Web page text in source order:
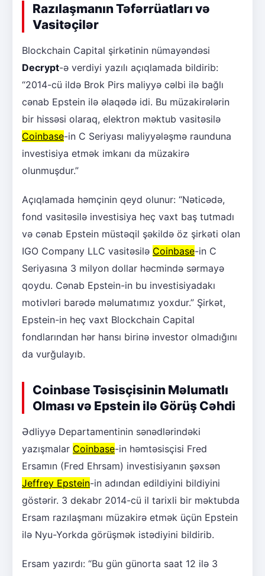
Razılaşmanın Təfərrüatları və
Vasitəçilər
Blockchain Capital şirkətinin nümayəndəsi
Decrypt-ə verdiyi yazılı açıqlamada bildirib:
“2014-cü ildə Brok Pirs maliyyə cəlbi ilə bağlı
cənab Epstein ilə əlaqədə idi. Bu müzakirələrin
bir hissəsi olaraq, elektron məktub vasitəsilə
Coinbase-in C Seriyası maliyyələşmə raunduna
investisiya etmək imkanı da müzakirə
olunmuşdur.”
Açıqlamada həmçinin qeyd olunur: “Nəticədə,
fond vasitəsilə investisiya heç vaxt baş tutmadı
və cənab Epstein müstəqil şəkildə öz şirkəti olan
IGO Company LLC vasitəsilə Coinbase-in C
Seriyasına 3 milyon dollar həcmində sərmayə
qoydu. Cənab Epstein-in bu investisiyadakı
motivləri barədə məlumatımız yoxdur.” Şirkət,
Epstein-in heç vaxt Blockchain Capital
fondlarından hər hansı birinə investor olmadığını
da vurğulayıb.
Coinbase Təsisçisinin Məlumatlı
Olması və Epstein ilə Görüş Cəhdi
Ədliyyə Departamentinin sənədlərindəki
yazışmalar Coinbase-in həmtəsisçisi Fred
Ersamın (Fred Ehrsam) investisiyanın şəxsən
Jeffrey Epstein-in adından edildiyini bildiyini
göstərir. 3 dekabr 2014-cü il tarixli bir məktubda
Ersam razılaşmanı müzakirə etmək üçün Epstein
ilə Nyu-Yorkda görüşmək istədiyini bildirib.
Ersam yazırdı: “Bu gün günorta saat 12 ilə 3